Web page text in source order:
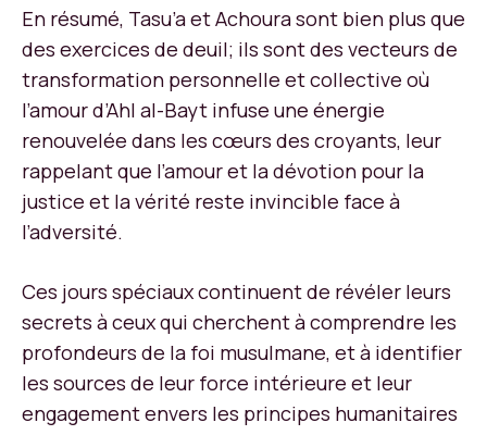
En résumé, Tasu’a et Achoura sont bien plus que
des exercices de deuil; ils sont des vecteurs de
transformation personnelle et collective où
l’amour d’Ahl al-Bayt infuse une énergie
renouvelée dans les cœurs des croyants, leur
rappelant que l’amour et la dévotion pour la
justice et la vérité reste invincible face à
l’adversité.
Ces jours spéciaux continuent de révéler leurs
secrets à ceux qui cherchent à comprendre les
profondeurs de la foi musulmane, et à identifier
les sources de leur force intérieure et leur
engagement envers les principes humanitaires